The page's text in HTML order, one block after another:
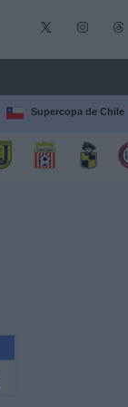
Supercopa de Chile